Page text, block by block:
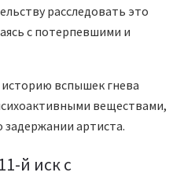
расследовать это
с потерпевшими и
вспышек гнева
веществами,
артиста.
й иск с